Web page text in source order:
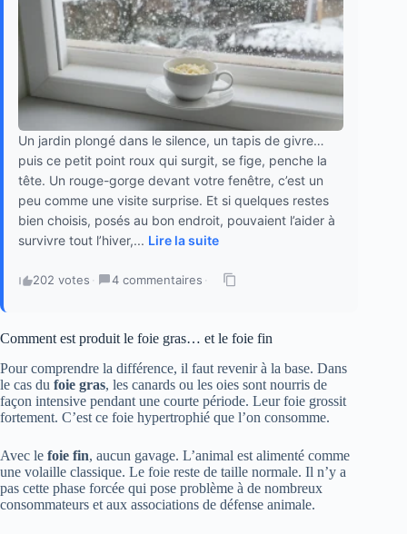
Un jardin plongé dans le silence, un tapis de givre…
puis ce petit point roux qui surgit, se fige, penche la
tête. Un rouge-gorge devant votre fenêtre, c’est un
peu comme une visite surprise. Et si quelques restes
bien choisis, posés au bon endroit, pouvaient l’aider à
survivre tout l’hiver,... Lire la suite
202 votes · 4 commentaires ·
Comment est produit le foie gras… et le foie fin
Pour comprendre la différence, il faut revenir à la base. Dans
le cas du foie gras, les canards ou les oies sont nourris de
façon intensive pendant une courte période. Leur foie grossit
fortement. C’est ce foie hypertrophié que l’on consomme.
Avec le foie fin, aucun gavage. L’animal est alimenté comme
une volaille classique. Le foie reste de taille normale. Il n’y a
pas cette phase forcée qui pose problème à de nombreux
consommateurs et aux associations de défense animale.